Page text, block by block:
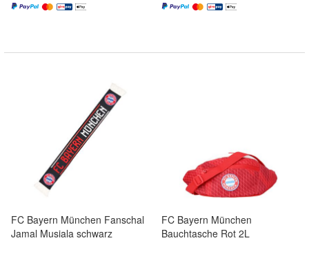
FC Bayern München Fanschal
Jamal Musiala schwarz
FC Bayern München
Bauchtasche Rot 2L